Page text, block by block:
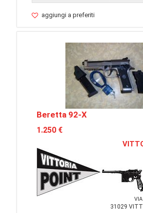
aggiungi a preferiti
Beretta 92-X
1.250 €
31029